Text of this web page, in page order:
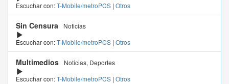
Escuchar con:T-Mobile/metroPCS | Otros
Sin Censura
Noticias
Escuchar con:T-Mobile/metroPCS | Otros
Multimedios
Noticias, Deportes
Escuchar con:T-Mobile/metroPCS | Otros